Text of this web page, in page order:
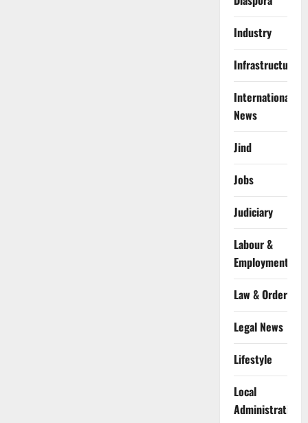
Industry
Infrastructure
International
News
Jind
Jobs
Judiciary
Labour &
Employment
Law & Order
Legal News
Lifestyle
Local
Administration